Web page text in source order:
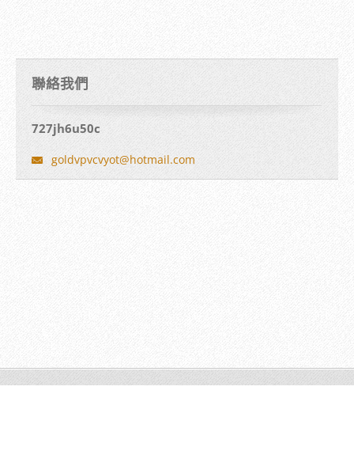
聯絡我們
727jh6u50c
goldvpvcvyot@hotmail.com